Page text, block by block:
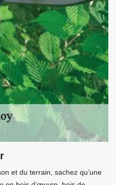
et du terrain, sachez qu’une